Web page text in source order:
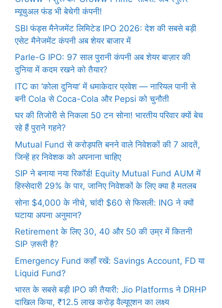
म्यूचुअल फंड भी बेचेगी कंपनी!
SBI फंड्स मैनेजमेंट लिमिटेड IPO 2026: देश की सबसे बड़ी
एसेट मैनेजमेंट कंपनी अब शेयर बाजार में
Parle-G IPO: 97 साल पुरानी कंपनी अब शेयर बाज़ार की
दुनिया में कदम रखने को तैयार?
ITC का ‘कोला दुनिया’ में धमाकेदार प्रवेश — नारियल पानी से
बनी Cola से Coca-Cola और Pepsi को चुनौती
घर की तिजोरी से निकला 50 टन सोना! भारतीय परिवार क्यों बेच
रहे हैं पुराने गहने?
Mutual Fund से करोड़पति बनने वाले निवेशकों की 7 आदतें,
जिन्हें हर निवेशक को अपनाना चाहिए
SIP ने बनाया नया रिकॉर्ड! Equity Mutual Fund AUM में
हिस्सेदारी 29% के पार, जानिए निवेशकों के लिए क्या है मतलब
सोना $4,000 के नीचे, चांदी $60 से फिसली: ING ने क्यों
घटाया अपना अनुमान?
Retirement के लिए 30, 40 और 50 की उम्र में कितनी
SIP ज़रूरी है?
Emergency Fund कहाँ रखें: Savings Account, FD या
Liquid Fund?
भारत के सबसे बड़ी IPO की तैयारी: Jio Platforms ने DRHP
दाखिल किया, ₹12.5 लाख करोड़ वैल्यूएशन का लक्ष्य